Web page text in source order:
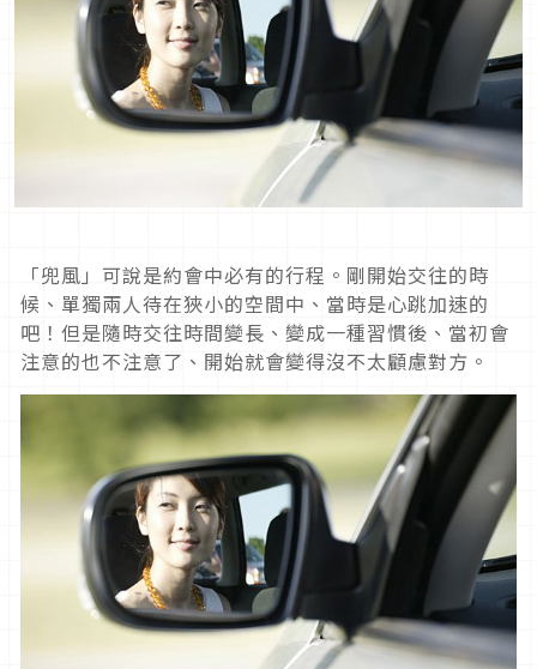
「兜風」可說是約會中必有的行程。剛開始交往的時
候、單獨兩人待在狹小的空間中、當時是心跳加速的
吧！但是隨時交往時間變長、變成一種習慣後、當初會
注意的也不注意了、開始就會變得沒不太顧慮對方。